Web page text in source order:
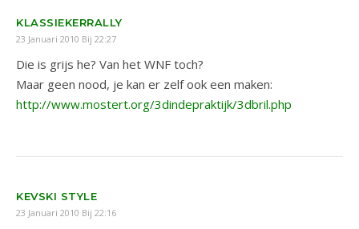
KLASSIEKERRALLY
23 Januari 2010 Bij 22:27
Die is grijs he? Van het WNF toch?
Maar geen nood, je kan er zelf ook een maken:
http://www.mostert.org/3dindepraktijk/3dbril.php
KEVSKI STYLE
23 Januari 2010 Bij 22:16